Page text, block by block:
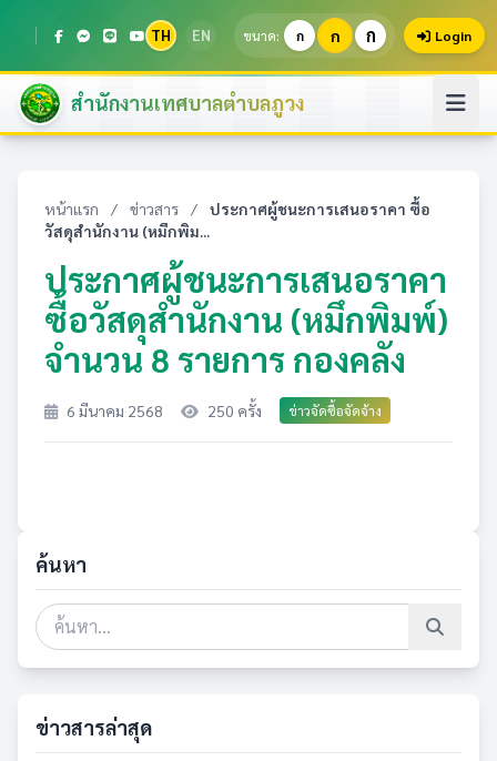
TH EN ขนาด: ก ก ก Login
สำนักงานเทศบาลตำบลภูวง
หน้าแรก / ข่าวสาร /
ประกาศผู้ชนะการเสนอราคา ซื้อ
วัสดุสำนักงาน (หมึกพิม...
ประกาศผู้ชนะการเสนอราคา
ซื้อวัสดุสำนักงาน (หมึกพิมพ์)
จำนวน 8 รายการ กองคลัง
6 มีนาคม 2568 250 ครั้ง ข่าวจัดซื้อจัดจ้าง
ค้นหา
ข่าวสารล่าสุด